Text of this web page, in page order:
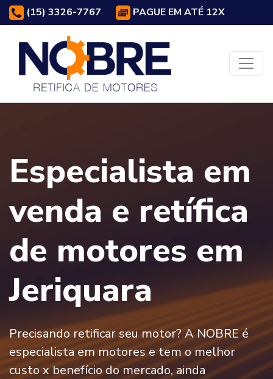
(15) 3326-7767 PAGUE EM ATÉ 12X
Especialista em
venda e retífica
de motores em
Jeriquara
Precisando retificar seu motor? A NOBRE é
especialista em motores e tem o melhor
custo x benefício do mercado, ainda